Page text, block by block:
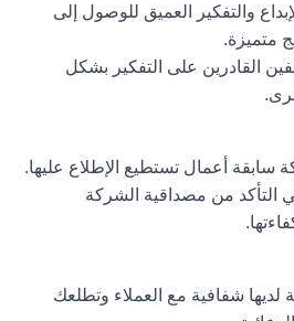
والتفكير العميق للوصول إلى
متميزة.
القادرين على التفكير بشكل
سابقة أعمال تستطيع الإطلاع عليها.
التأكد من مصداقية الشركة
شفافية مع العملاء وتطلعك